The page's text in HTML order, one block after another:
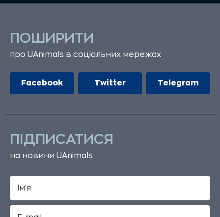
ПОШИРИТИ
про UAnimals в соціальних мережах
Facebook Twitter Telegram
ПІДПИСАТИСЯ
на новини UAnimals